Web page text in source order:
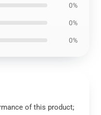
0%
0%
0%
of this product;